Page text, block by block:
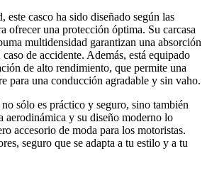
este casco ha sido diseñado según las
ofrecer una protección óptima. Su carcasa
multidensidad garantizan una absorción
de accidente. Además, está equipado
de alto rendimiento, que permite una
para una conducción agradable y sin vaho.
sólo es práctico y seguro, sino también
aerodinámica y su diseño moderno lo
accesorio de moda para los motoristas.
seguro que se adapta a tu estilo y a tu